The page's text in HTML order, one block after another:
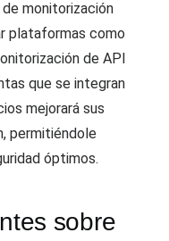
monitorización
plataformas como
de API
que se integran
mejorará sus
permitiéndole
óptimos.
sobre